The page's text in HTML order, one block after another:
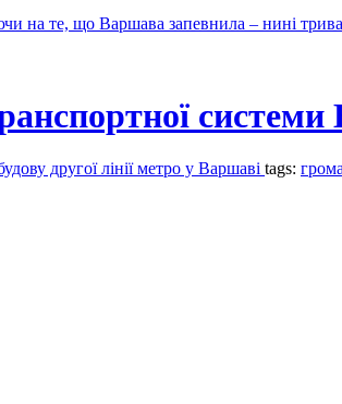
на те, що Варшава запевнила – нині
другої лінії метро у Варшаві tags: